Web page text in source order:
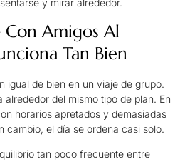
y mirar alrededor.
Amigos Al
Tan Bien
igual de bien en un viaje de grupo.
del mismo tipo de plan. En
horarios apretados y demasiadas
cambio, el día se ordena casi solo.
tan poco frecuente entre